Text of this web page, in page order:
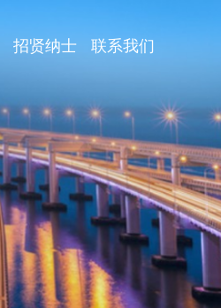
招贤纳士 联系我们